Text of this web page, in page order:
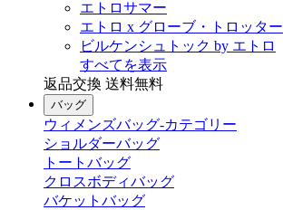
エトロサマー
エトロ x グローブ・トロッター
ビルケンシュトック by エトロ
すべてを表示
返品交換 送料無料
バッグ
ウィメンズバッグ-カテゴリー
ショルダーバッグ
トートバッグ
クロスボディバッグ
バケットバッグ